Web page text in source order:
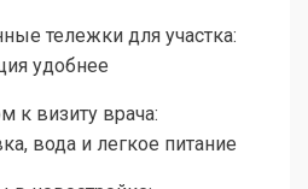
тележки для участка:
удобнее
к визиту врача:
вода и легкое питание